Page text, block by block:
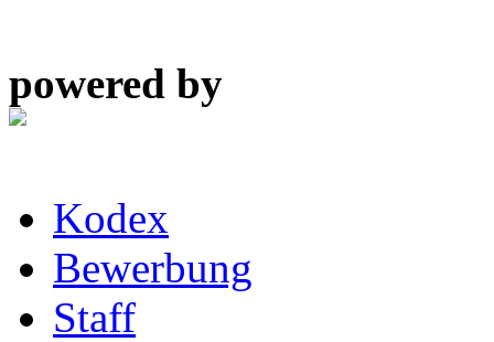
powered by
Kodex
Bewerbung
Staff